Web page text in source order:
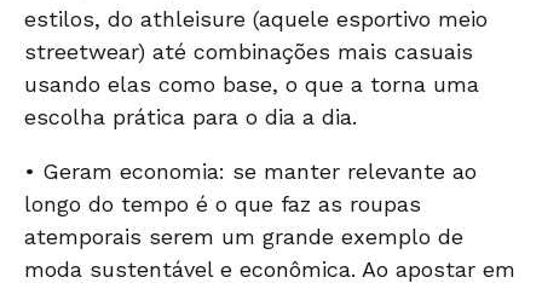
estilos, do athleisure (aquele esportivo meio
streetwear) até combinações mais casuais
usando elas como base, o que a torna uma
escolha prática para o dia a dia.
• Geram economia: se manter relevante ao
longo do tempo é o que faz as roupas
atemporais serem um grande exemplo de
moda sustentável e econômica. Ao apostar em